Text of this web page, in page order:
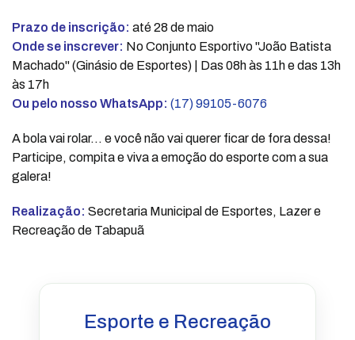
Prazo de inscrição: até 28 de maio
Onde se inscrever: No Conjunto Esportivo "João Batista
Machado" (Ginásio de Esportes) | Das 08h às 11h e das 13h
às 17h
Ou pelo nosso WhatsApp: (17) 99105-6076
A bola vai rolar... e você não vai querer ficar de fora dessa!
Participe, compita e viva a emoção do esporte com a sua
galera!
Realização: Secretaria Municipal de Esportes, Lazer e
Recreação de Tabapuã
Esporte e Recreação